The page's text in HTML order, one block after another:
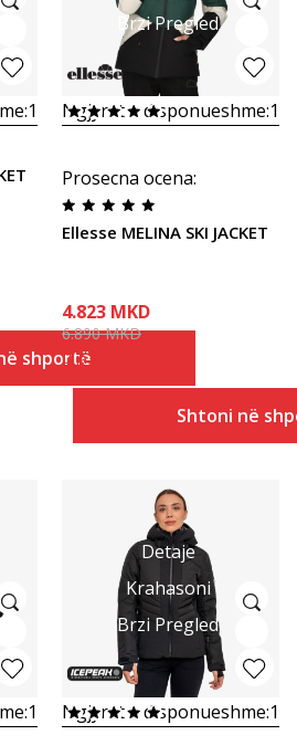
1
shportë
Brzi Pregled
Ngjyrat e disponueshme:1
Prosecna ocena:
Ellesse MELINA SKI JACKET
4.823 MKD
6.890MKD
Ulja30
Shtoni në
1
Detaje
Krahasoni
Brzi Pregled
Ngjyrat e disponueshme:1